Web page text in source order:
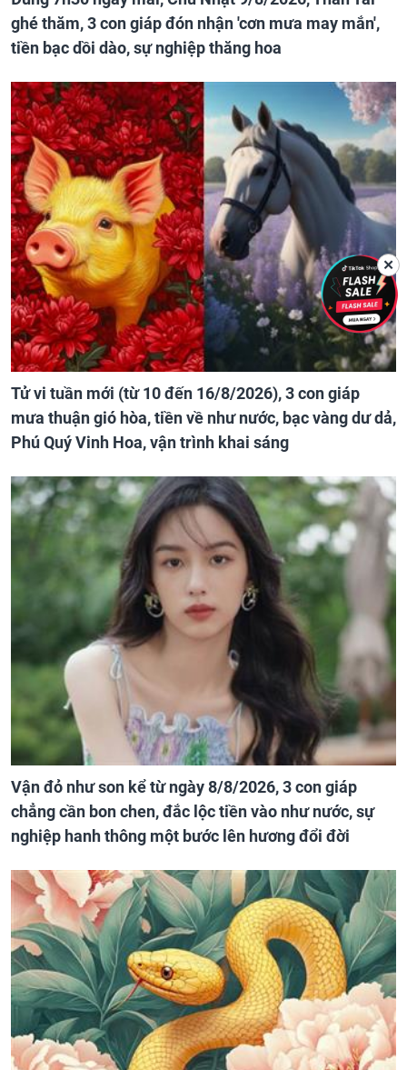
ghé thăm, 3 con giáp đón nhận 'cơn mưa may mắn',
tiền bạc dồi dào, sự nghiệp thăng hoa
Tử vi tuần mới (từ 10 đến 16/8/2026), 3 con giáp
mưa thuận gió hòa, tiền về như nước, bạc vàng dư dả,
Phú Quý Vinh Hoa, vận trình khai sáng
Vận đỏ như son kể từ ngày 8/8/2026, 3 con giáp
chẳng cần bon chen, đắc lộc tiền vào như nước, sự
nghiệp hanh thông một bước lên hương đổi đời
✕